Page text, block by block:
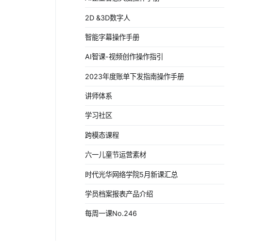
2D &3D数字人
智能字幕操作手册
AI智课-视频创作操作指引
2023年度账单下发指南操作手册
讲师体系
学习社区
跨模态课程
六一儿童节运营素材
时代光华网络学院5月新课汇总
学员档案报表产品介绍
每周一课No.246